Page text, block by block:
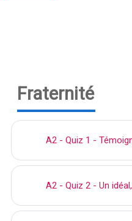
Fraternité
A2 - Quiz 1 -
A2 - Quiz 2 - Un